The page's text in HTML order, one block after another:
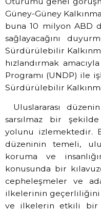
Güney-Güney
buna 10 milyon ABD
sağlayacağını
Sürdürülebilir
hızlandırmak
Programı (UNDP) ile
Sürdürülebilir
Uluslararası
sarsılmaz bir
yolunu izlemektedir.
düzeninin temeli,
koruma ve
konusunda bir
cepheleşmeler ve
ilkelerinin
ve ilkelerin etkili bir